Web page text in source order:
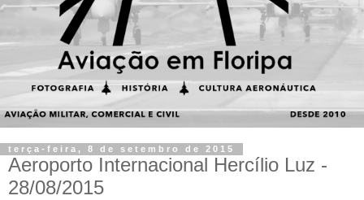
terça-feira, 8 de setembro de 2015
Aeroporto Internacional Hercílio Luz -
28/08/2015